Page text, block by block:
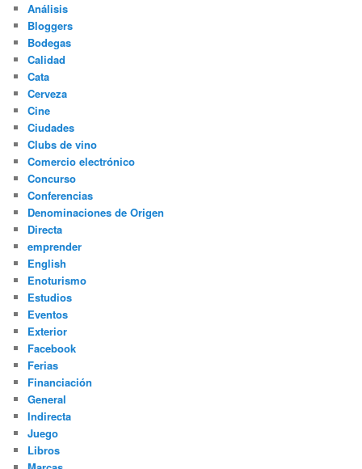
Análisis
Bloggers
Bodegas
Calidad
Cata
Cerveza
Cine
Ciudades
Clubs de vino
Comercio electrónico
Concurso
Conferencias
Denominaciones de Origen
Directa
emprender
English
Enoturismo
Estudios
Eventos
Exterior
Facebook
Ferias
Financiación
General
Indirecta
Juego
Libros